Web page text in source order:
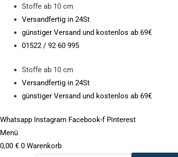
Inhalt
springen
Stoffe ab 10 cm
Versandfertig in 24St
günstiger Versand und kostenlos ab 69€
01522 / 92 60 995
Stoffe ab 10 cm
Versandfertig in 24St
günstiger Versand und kostenlos ab 69€
Whatsapp Instagram Facebook-f Pinterest
Menü
0,00 € 0 Warenkorb